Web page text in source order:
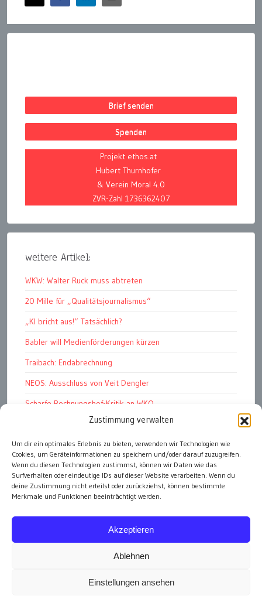
Zustimmung verwalten
Um dir ein optimales Erlebnis zu bieten, verwenden wir Technologien wie
Cookies, um Geräteinformationen zu speichern und/oder darauf zuzugreifen.
Wenn du diesen Technologien zustimmst, können wir Daten wie das
Surfverhalten oder eindeutige IDs auf dieser Website verarbeiten. Wenn du
deine Zustimmung nicht erteilst oder zurückziehst, können bestimmte
Merkmale und Funktionen beeinträchtigt werden.
Akzeptieren
Ablehnen
Einstellungen ansehen
Brief senden
Spenden
Projekt ethos.at
Hubert Thurnhofer
& Verein Moral 4.0
ZVR-Zahl 1736362407
weitere Artikel:
WKW: Walter Ruck muss abtreten
20 Mille für „Qualitätsjournalismus“
„KI bricht aus!“ Tatsächlich?
Babler will Medienförderungen kürzen
Traibach: Endabrechnung
NEOS: Ausschluss von Veit Dengler
Scharfe Rechnungshof-Kritik an WKO
Pelletspreise steigen massiv
Werbemüll: unüberbietbar
Graz Stadt der HerzensbrecherInnen
alle Artikel
Impressum